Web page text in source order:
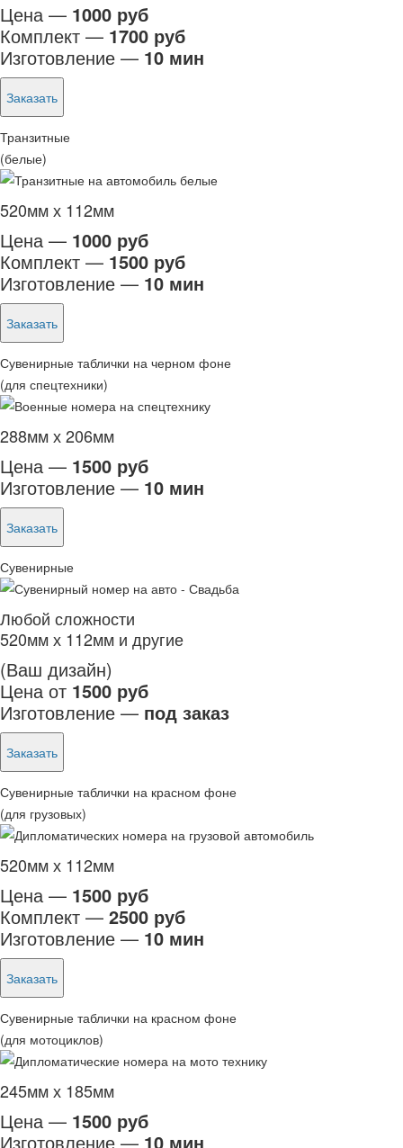
Цена — 1000 руб
Комплект — 1700 руб
Изготовление — 10 мин
Заказать
Транзитные
(белые)
520мм х 112мм
Цена — 1000 руб
Комплект — 1500 руб
Изготовление — 10 мин
Заказать
Сувенирные таблички на черном фоне
(для спецтехники)
288мм х 206мм
Цена — 1500 руб
Изготовление — 10 мин
Заказать
Сувенирные
Любой сложности
520мм х 112мм и другие
(Ваш дизайн)
Цена от 1500 руб
Изготовление — под заказ
Заказать
Сувенирные таблички на красном фоне
(для грузовых)
520мм х 112мм
Цена — 1500 руб
Комплект — 2500 руб
Изготовление — 10 мин
Заказать
Сувенирные таблички на красном фоне
(для мотоциклов)
245мм х 185мм
Цена — 1500 руб
Изготовление — 10 мин